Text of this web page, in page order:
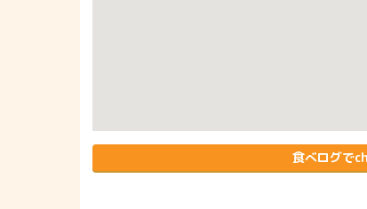
食べログで